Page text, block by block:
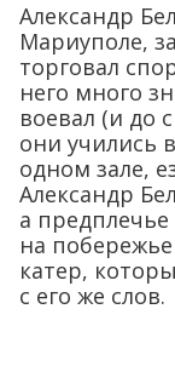
Александр
Мариуполе,
торговал
него много
воевал (и до
они учились
одном зале,
Александр
а
на
катер,
с его же слов.